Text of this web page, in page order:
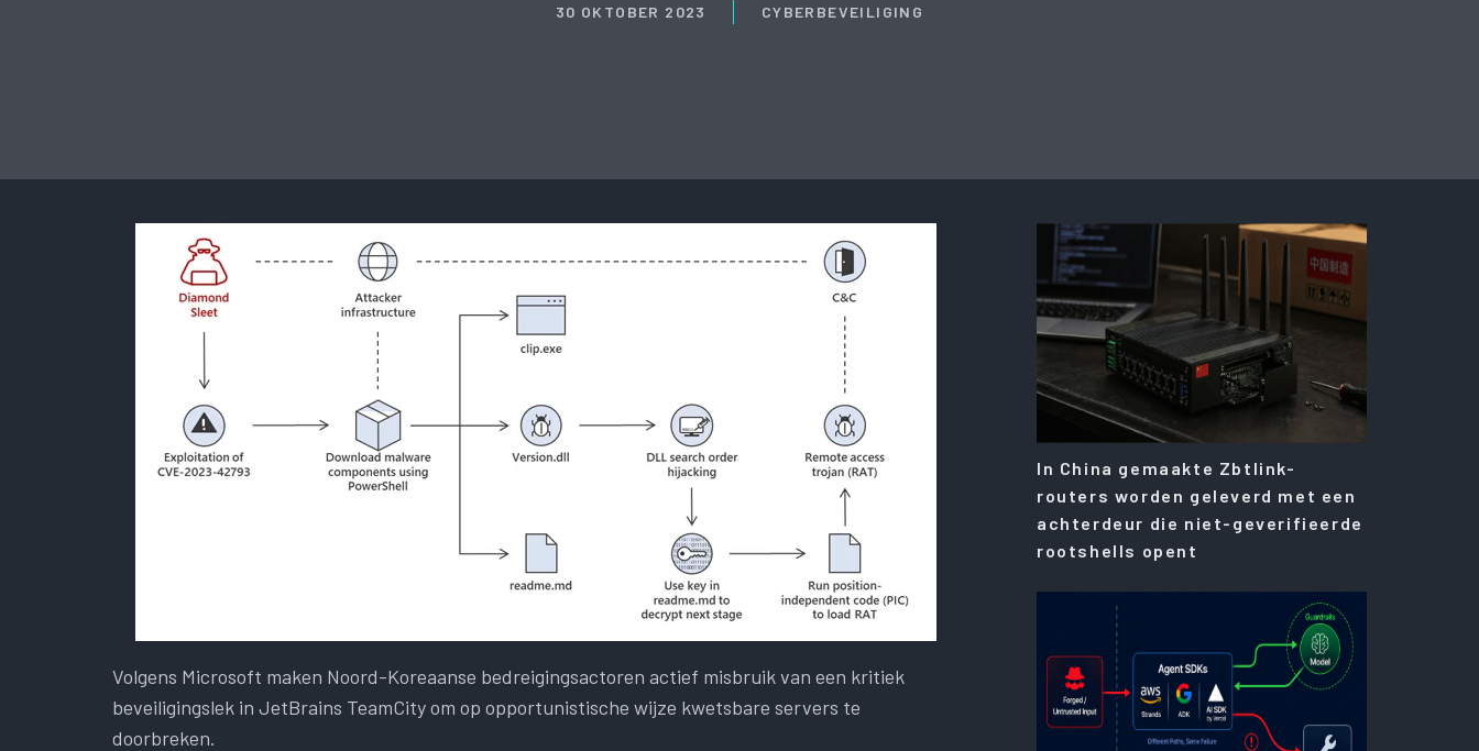
30 OKTOBER 2023 CYBERBEVEILIGING
Volgens Microsoft maken Noord-Koreaanse bedreigingsactoren actief misbruik van een kritiek
beveiligingslek in JetBrains TeamCity om op opportunistische wijze kwetsbare servers te
doorbreken.
In China gemaakte Zbtlink-
routers worden geleverd met een
achterdeur die niet-geverifieerde
rootshells opent